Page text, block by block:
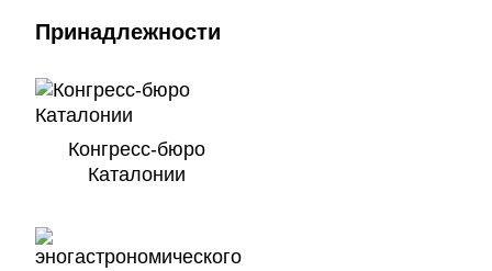
Принадлежности
Конгресс-бюро
Каталонии